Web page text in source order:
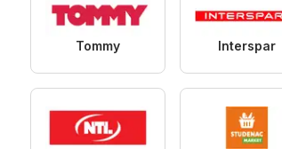
Tommy Interspar